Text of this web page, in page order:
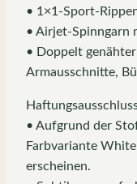
• 1×1-Sport-
• Airjet-Spinngarn
• Doppelt
Armausschnitte,
• Aufgrund der
Farbvariante
erscheinen.